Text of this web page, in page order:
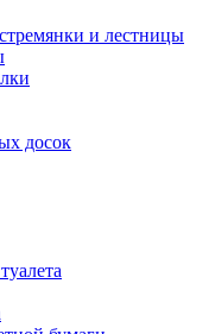
и лестницы
досок